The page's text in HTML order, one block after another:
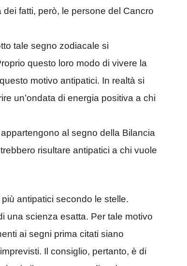
fatti, però, le persone del Cancro
tale segno zodiacale si
questo loro modo di vivere la
motivo antipatici. In realtà si
un’ondata di energia positiva a chi
al segno della Bilancia
risultare antipatici a chi vuole
antipatici secondo le stelle.
una scienza esatta. Per tale motivo
ai segni prima citati siano
Il consiglio, pertanto, è di